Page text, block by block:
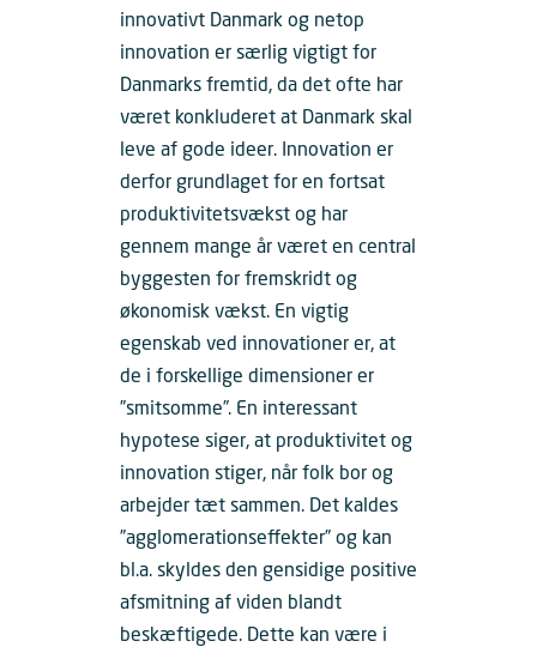
innovativt Danmark og netop
innovation er særlig vigtigt for
Danmarks fremtid, da det ofte har
været konkluderet at Danmark skal
leve af gode ideer. Innovation er
derfor grundlaget for en fortsat
produktivitetsvækst og har
gennem mange år været en central
byggesten for fremskridt og
økonomisk vækst. En vigtig
egenskab ved innovationer er, at
de i forskellige dimensioner er
”smitsomme”. En interessant
hypotese siger, at produktivitet og
innovation stiger, når folk bor og
arbejder tæt sammen. Det kaldes
”agglomerationseffekter” og kan
bl.a. skyldes den gensidige positive
afsmitning af viden blandt
beskæftigede. Dette kan være i